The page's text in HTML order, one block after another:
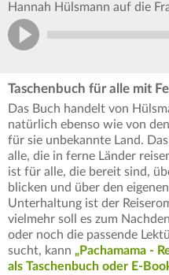
Hannah Hülsmann auf die
Taschenbuch für alle mit
Das Buch handelt von
natürlich ebenso wie von
für sie unbekannte Land.
alle, die in ferne Länder
ist für alle, die bereit sind,
blicken und über den
Unterhaltung ist der
vielmehr soll es zum
oder noch die passende
sucht, kann „Pachamama -
als Taschenbuch oder E-